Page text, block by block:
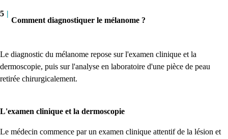
5 |
Comment diagnostiquer le mélanome ?
Le diagnostic du mélanome repose sur l'examen clinique et la
dermoscopie, puis sur l'analyse en laboratoire d'une pièce de peau
retirée chirurgicalement.
L'examen clinique et la dermoscopie
Le médecin commence par un examen clinique attentif de la lésion et